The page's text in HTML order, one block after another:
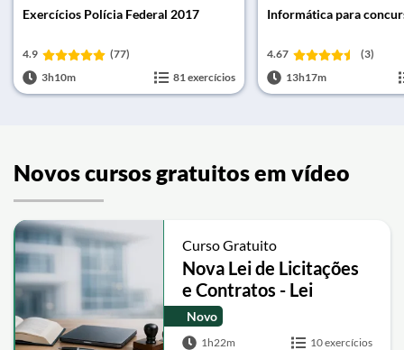
Exercícios Polícia Federal 2017
4.9
(77)
3h10m
81 exercícios
Informática para
4.67
(3)
13h17m
Novos cursos gratuitos em vídeo
Curso Gratuito
Nova Lei de Licitações
e Contratos - Lei
14.133/2021 para
Concursos Públicos
Novo
1h22m 10 exercícios